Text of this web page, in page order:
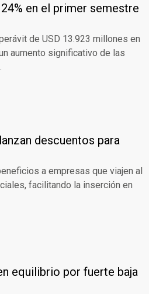
en el primer semestre
de USD 13.923 millones en
aumento significativo de las
descuentos para
a empresas que viajen al
facilitando la inserción en
equilibrio por fuerte baja